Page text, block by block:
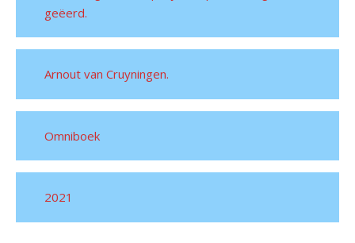
geëerd.
Arnout van Cruyningen.
Omniboek
2021